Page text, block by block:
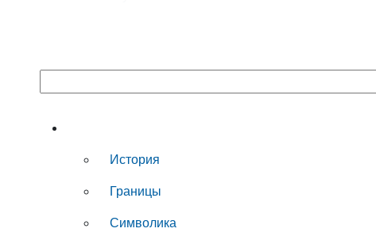
История
Границы
Символика